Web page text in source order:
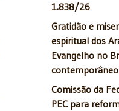
1.838/26
Gratidão e
espiritual dos
Evangelho no
contemporâneo
Comissão da
PEC para